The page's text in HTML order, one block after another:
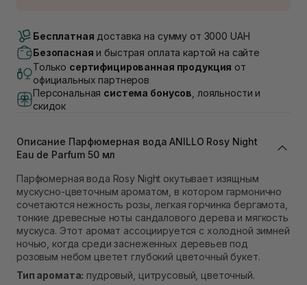
В наличии
Самовывоз г. Луцк, Винниченка 4
Самовывоз г. Львов, ул. Академика Подстригача,
1В (Duck's Lake)
Нет в наличии!
Самовывоз Львов (Ивана Франко 36)
Самовывоз г. Львов ул. Степана Бандеры 43
В наличии
В наличии
Самовывоз г. Ровно, ул. Кулика и Гудачека 23 (ТЦ
Экватор)
Нет в наличии!
Бесплатная доставка на сумму от 3000 UAH
Безопасная и быстрая оплата картой на сайте
Только сертифицированная продукция от
официальных партнеров
Персональная система бонусов , лояльности и
скидок
Описание Парфюмерная вода ANILLO Rosy Night
Eau de Parfum 50 мл
Парфюмерная вода Rosy Night окутывает изящным
мускусно-цветочным ароматом, в котором гармонично
сочетаются нежность розы, легкая горчинка бергамота,
тонкие древесные ноты сандалового дерева и мягкость
мускуса. Этот аромат ассоциируется с холодной зимней
ночью, когда среди заснеженных деревьев под
розовым небом цветет глубокий цветочный букет.
Тип аромата: пудровый, цитрусовый, цветочный.